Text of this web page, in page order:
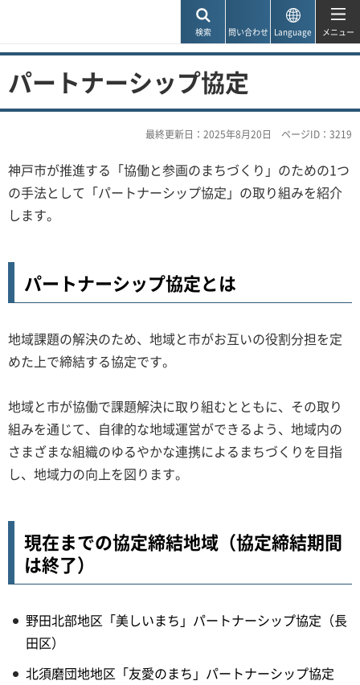
検索 問い合わせ Language メニュー
パートナーシップ協定
最終更新日：2025年8月20日 ページID：3219
神戸市が推進する「協働と参画のまちづくり」のための1つ
の手法として「パートナーシップ協定」の取り組みを紹介
します。
パートナーシップ協定とは
地域課題の解決のため、地域と市がお互いの役割分担を定
めた上で締結する協定です。
地域と市が協働で課題解決に取り組むとともに、その取り
組みを通じて、自律的な地域運営ができるよう、地域内の
さまざまな組織のゆるやかな連携によるまちづくりを目指
し、地域力の向上を図ります。
現在までの協定締結地域（協定締結期間
は終了）
野田北部地区「美しいまち」パートナーシップ協定（長
田区）
北須磨団地地区「友愛のまち」パートナーシップ協定